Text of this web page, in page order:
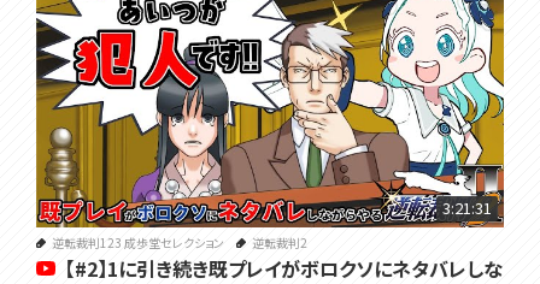
3:21:31
逆転裁判123 成歩堂セレクション 逆転裁判2
【#2】1に引き続き既プレイがボロクソにネタバレしな